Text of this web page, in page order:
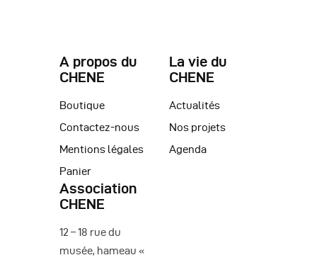
A propos du
CHENE
Boutique
Contactez-nous
Mentions légales
Panier
La vie du
CHENE
Actualités
Nos projets
Agenda
Association
CHENE
12 – 18 rue du
musée, hameau «